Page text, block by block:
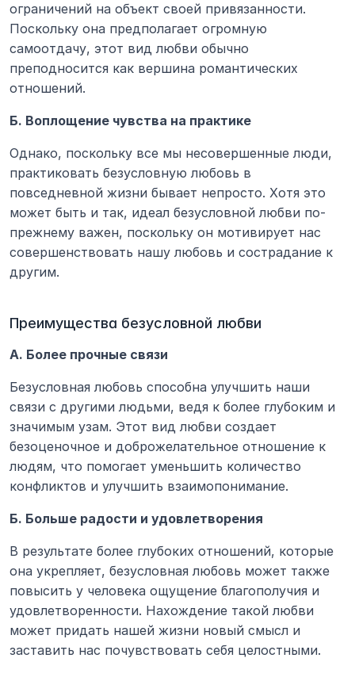
ограничений на объект своей привязанности.
Поскольку она предполагает огромную
самоотдачу, этот вид любви обычно
преподносится как вершина романтических
отношений.
Б. Воплощение чувства на практике
Однако, поскольку все мы несовершенные люди,
практиковать безусловную любовь в
повседневной жизни бывает непросто. Хотя это
может быть и так, идеал безусловной любви по-
прежнему важен, поскольку он мотивирует нас
совершенствовать нашу любовь и сострадание к
другим.
Преимущества безусловной любви
А. Более прочные связи
Безусловная любовь способна улучшить наши
связи с другими людьми, ведя к более глубоким и
значимым узам. Этот вид любви создает
безоценочное и доброжелательное отношение к
людям, что помогает уменьшить количество
конфликтов и улучшить взаимопонимание.
Б. Больше радости и удовлетворения
В результате более глубоких отношений, которые
она укрепляет, безусловная любовь может также
повысить у человека ощущение благополучия и
удовлетворенности. Нахождение такой любви
может придать нашей жизни новый смысл и
заставить нас почувствовать себя целостными.